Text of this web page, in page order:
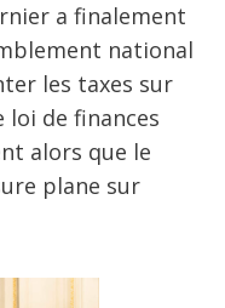
a finalement
national
les taxes sur
loi de finances
alors que le
plane sur